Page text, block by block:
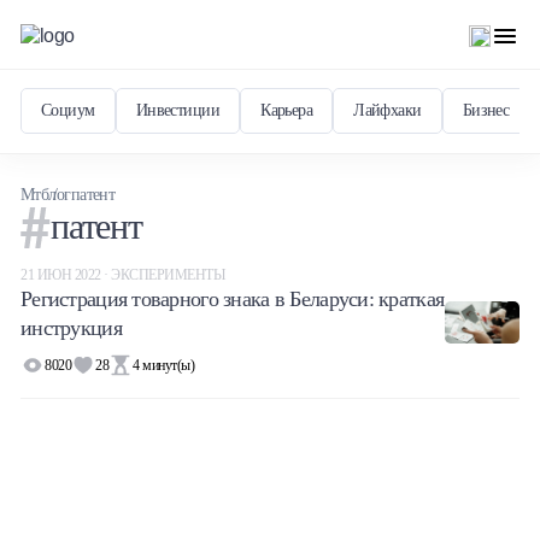
Социум Инвестиции Карьера Лайфхаки Бизнес
Мтблогпатент
патент
21 ИЮН 2022 · ЭКСПЕРИМЕНТЫ
Регистрация товарного знака в Беларуси: краткая
инструкция
8020 28 4минут(ы)